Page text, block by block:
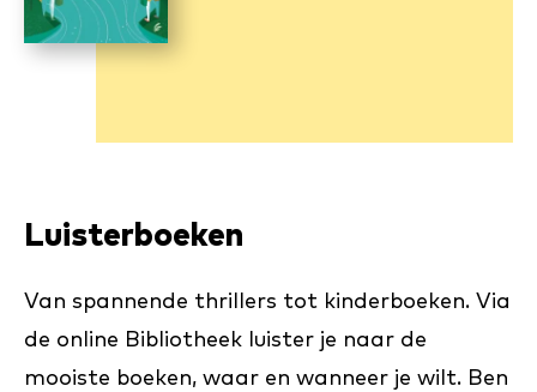
Luisterboeken
Van spannende thrillers tot kinderboeken. Via
de online Bibliotheek luister je naar de
mooiste boeken, waar en wanneer je wilt. Ben